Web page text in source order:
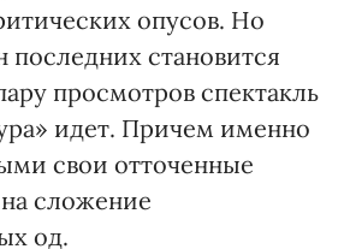
опусов. Но
последних становится
просмотров спектакль
идет. Причем именно
свои отточенные
сложение
од.